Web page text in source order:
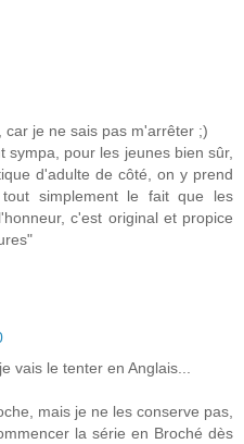
je ne sais pas m'arrêter ;)
sympa, pour les jeunes bien sûr,
d'adulte de côté, on y prend
simplement le fait que les
c'est original et propice
vais le tenter en Anglais...
mais je ne les conserve pas,
la série en Broché dès